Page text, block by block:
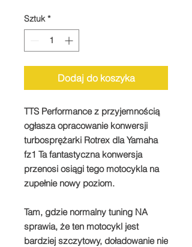
Sztuk *
Dodaj do koszyka
TTS Performance z przyjemnością
ogłasza opracowanie konwersji
turbosprężarki Rotrex dla Yamaha
fz1 Ta fantastyczna konwersja
przenosi osiągi tego motocykla na
zupełnie nowy poziom.
Tam, gdzie normalny tuning NA
sprawia, że ten motocykl jest
bardziej szczytowy, doładowanie nie